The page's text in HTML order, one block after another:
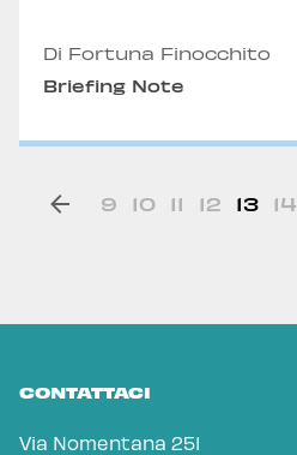
Di Fortuna Finocchito
Briefing Note
9 10 11 12 13 14
CONTATTACI
Via Nomentana 251